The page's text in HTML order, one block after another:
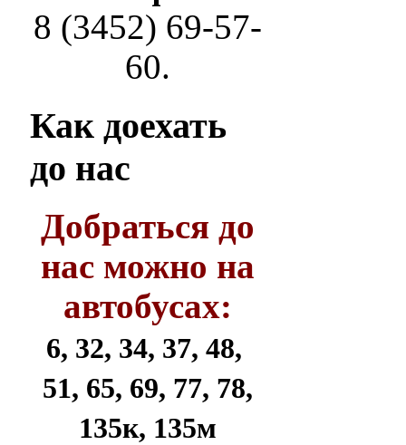
8 (3452) 69-57-
60.
Как доехать
до нас
Добраться до
нас можно на
автобусах:
6, 32, 34, 37, 48,
51, 65, 69, 77, 78,
135к, 135м